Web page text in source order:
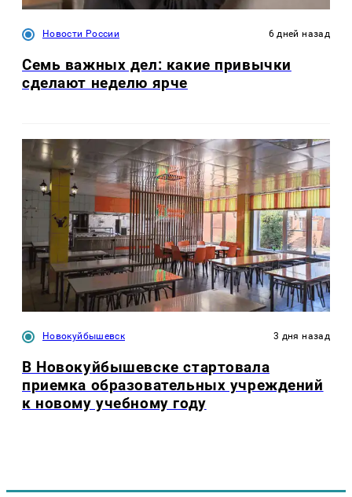
Новости России 6 дней назад
Семь важных дел: какие привычки
сделают неделю ярче
Новокуйбышевск 3 дня назад
В Новокуйбышевске стартовала
приемка образовательных учреждений
к новому учебному году